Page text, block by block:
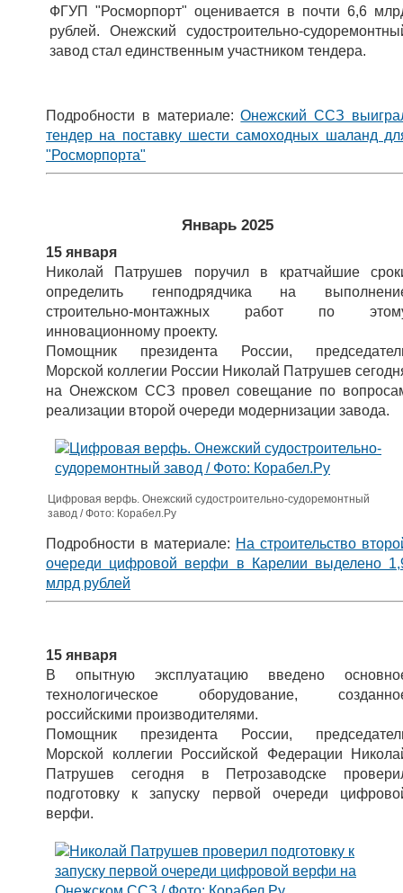
ФГУП "Росморпорт" оценивается в почти 6,6
рублей. Онежский судостроительно-
завод стал единственным участником тендера.
Подробности в материале:Онежский ССЗ
тендер на поставку шести самоходных шаланд
"Росморпорта"
Январь 2025
15 января
Николай Патрушев поручил в кратчайшие
определить генподрядчика на
строительно-монтажных работ по
инновационному проекту.
Помощник президента России,
Морской коллегии России Николай Патрушев
на Онежском ССЗ провел совещание по
реализации второй очереди модернизации завода.
Цифровая верфь. Онежский судостроительно-судоремонтный
завод / Фото: Корабел.Ру
Подробности в материале: На строительство
очереди цифровой верфи в Карелии выделено
млрд рублей
15 января
В опытную эксплуатацию введено
технологическое оборудование,
российскими производителями.
Помощник президента России,
Морской коллегии Российской Федерации
Патрушев сегодня в Петрозаводске
подготовку к запуску первой очереди
верфи.